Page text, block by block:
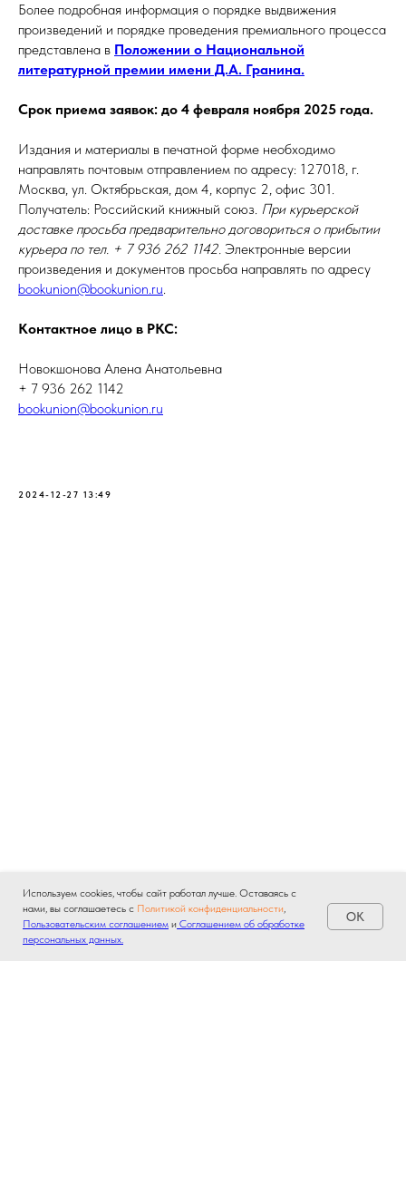
Используем cookies, чтобы сайт работал лучше. Оставаясь с
нами, вы соглашаетесь с Политикой конфиденциальности,
Пользовательским соглашением и Соглашением об обработке
персональных данных.
OK
Более подробная информация о порядке выдвижения
произведений и порядке проведения премиального процесса
представлена в Положении о Национальной
литературной премии имени Д.А. Гранина.
Срок приема заявок: до 4 февраля ноября 2025 года.
Издания и материалы в печатной форме необходимо
направлять почтовым отправлением по адресу: 127018, г.
Москва, ул. Октябрьская, дом 4, корпус 2, офис 301.
Получатель: Российский книжный союз. При курьерской
доставке просьба предварительно договориться о прибытии
курьера по тел. + 7 936 262 1142. Электронные версии
произведения и документов просьба направлять по адресу
bookunion@bookunion.ru.
Контактное лицо в РКС:
Новокшонова Алена Анатольевна
+ 7 936 262 1142
bookunion@bookunion.ru
2024-12-27 13:49